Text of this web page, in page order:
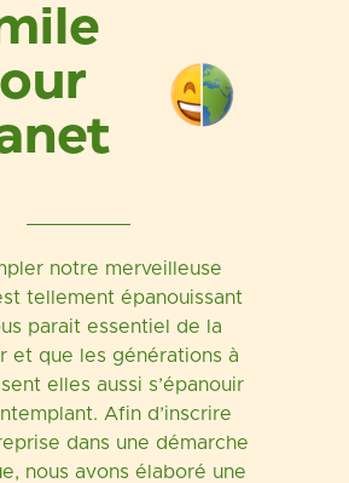
notre merveilleuse
tellement épanouissant
parait essentiel de la
et que les générations à
elles aussi s’épanouir
Afin d’inscrire
dans une démarche
nous avons élaboré une